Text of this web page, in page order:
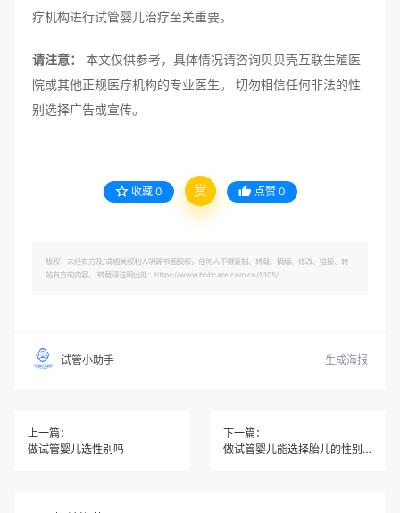
疗机构进行试管婴儿治疗至关重要。
请注意：
本文仅供参考，具体情况请咨询贝贝壳互联生殖医
院或其他正规医疗机构的专业医生。 切勿相信任何非法的性
别选择广告或宣传。
收藏 0 赏 点赞 0
版权：未经有方及/或相关权利人明确书面授权，任何人不得复制、转载、摘编、修改、链接、转
帖有方的内容。 转载请注明出处：https://www.bobcare.com.cn/5105/
试管小助手 生成海报
上一篇：
做试管婴儿选性别吗
下一篇：
做试管婴儿能选择胎儿的性别吗